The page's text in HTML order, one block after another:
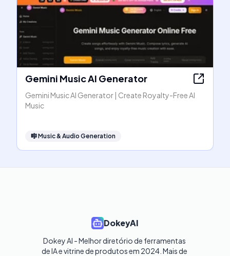
Gemini Music AI Generator
Gemini Music AI Generator | Create Royalty-Free AI
Music
🎼Music & Audio Generation
DokeyAI
Dokey AI - Melhor diretório de ferramentas
de IA e vitrine de produtos em 2024. Mais de